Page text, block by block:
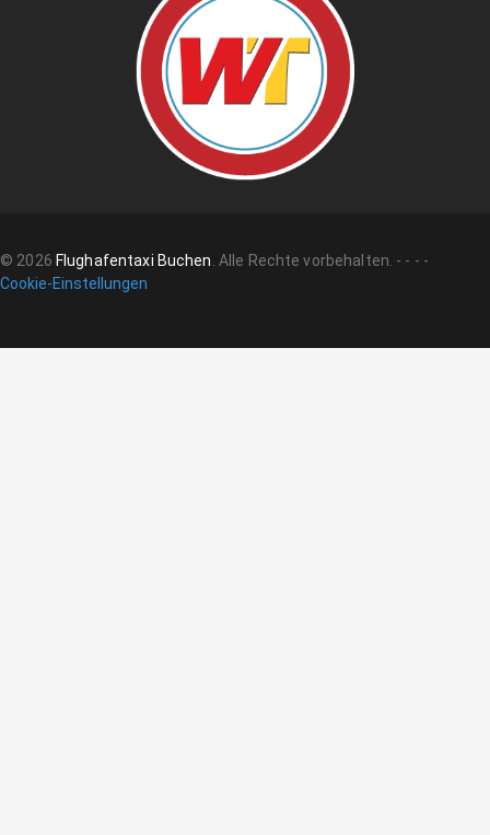
© 2026 Flughafentaxi Buchen. Alle Rechte vorbehalten. - - - -
Cookie-Einstellungen